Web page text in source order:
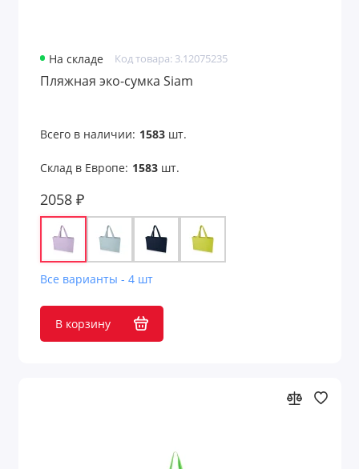
На складе Код товара: 3.12075235
Пляжная эко-сумка Siam
Всего в наличии: 1583шт.
Склад в Европе: 1583шт.
2058 ₽
Все варианты - 4 шт
В корзину